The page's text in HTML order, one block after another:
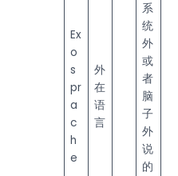
Ex
o
s
pr
a
c
h
e
外
在
语
言
系
统
外
或
者
脑
子
外
说
的